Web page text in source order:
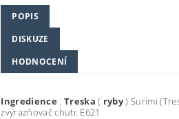
POPIS
DISKUZE
HODNOCENÍ
Ingredience : Treska ( ryby) Surimi
zvýrazňovač chuti: E621